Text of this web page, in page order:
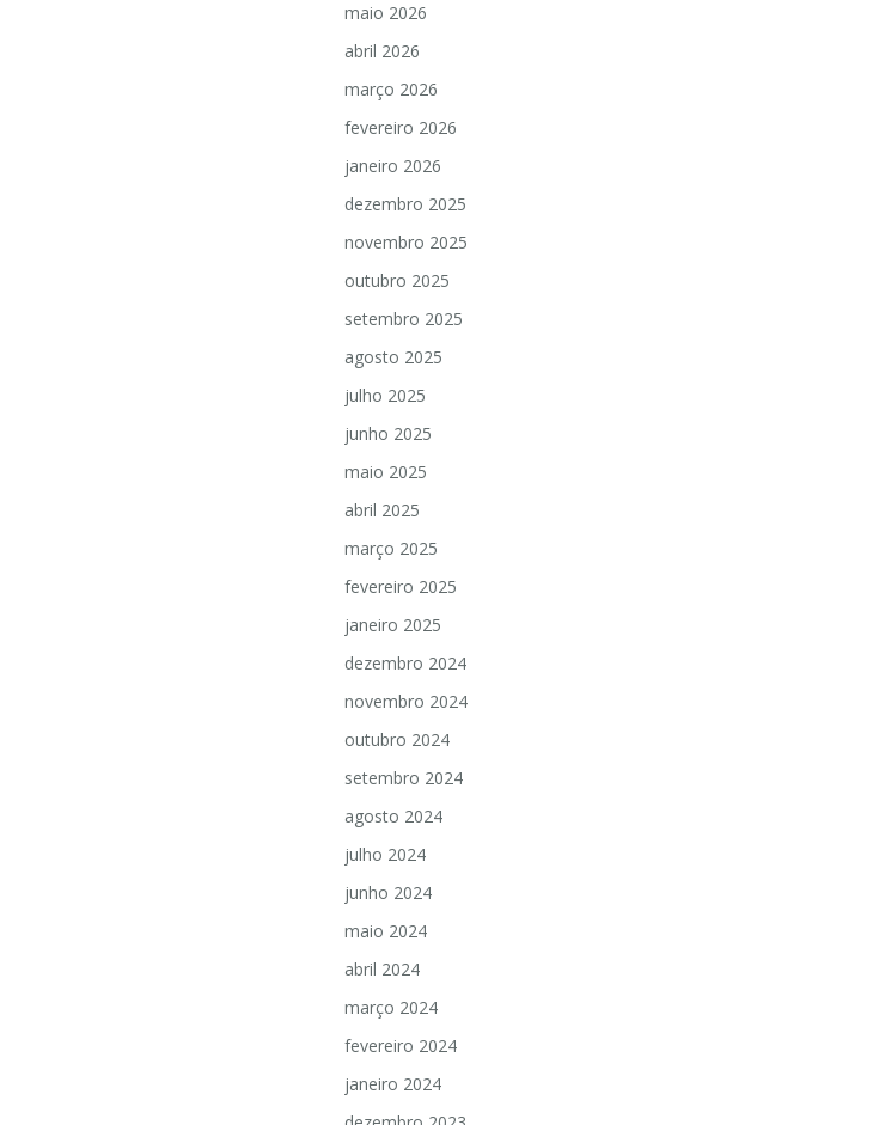
maio 2026
abril 2026
março 2026
fevereiro 2026
janeiro 2026
dezembro 2025
novembro 2025
outubro 2025
setembro 2025
agosto 2025
julho 2025
junho 2025
maio 2025
abril 2025
março 2025
fevereiro 2025
janeiro 2025
dezembro 2024
novembro 2024
outubro 2024
setembro 2024
agosto 2024
julho 2024
junho 2024
maio 2024
abril 2024
março 2024
fevereiro 2024
janeiro 2024